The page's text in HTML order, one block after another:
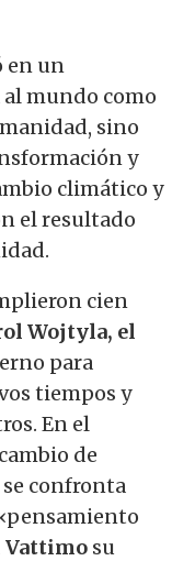
en un
mundo como
sino
y
climático y
el resultado
cien
Wojtyla, el
para
tiempos y
En el
de
confronta
Vattimo su